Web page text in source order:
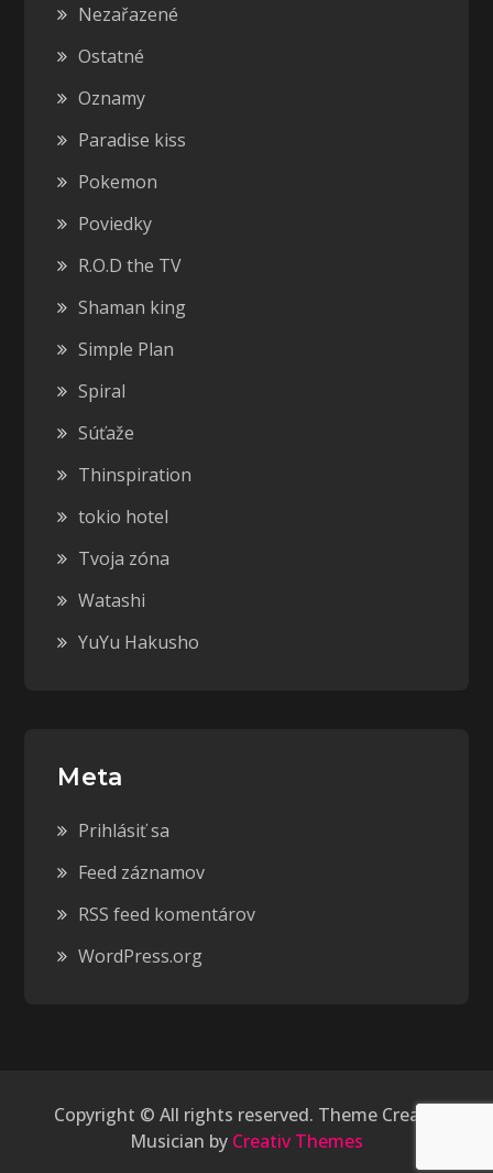
Nezařazené
Ostatné
Oznamy
Paradise kiss
Pokemon
Poviedky
R.O.D the TV
Shaman king
Simple Plan
Spiral
Súťaže
Thinspiration
tokio hotel
Tvoja zóna
Watashi
YuYu Hakusho
Meta
Prihlásiť sa
Feed záznamov
RSS feed komentárov
WordPress.org
Copyright © All rights reserved. Theme Creativ
Musician by Creativ Themes